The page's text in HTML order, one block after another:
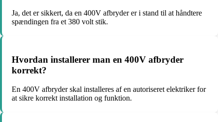
Ja, det er sikkert, da en 400V afbryder er i stand til at håndtere
spændingen fra et 380 volt stik.
Hvordan installerer man en 400V afbryder
korrekt?
En 400V afbryder skal installeres af en autoriseret elektriker for
at sikre korrekt installation og funktion.